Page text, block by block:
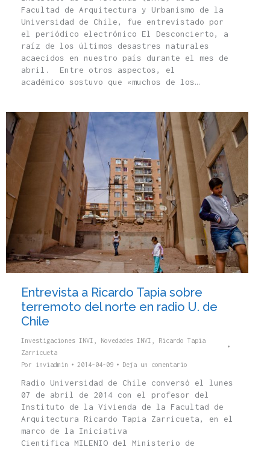
Facultad de Arquitectura y Urbanismo de la
Universidad de Chile, fue entrevistado por
el periódico electrónico El Desconcierto, a
raíz de los últimos desastres naturales
acaecidos en nuestro país durante el mes de
abril. Entre otros aspectos, el
académico sostuvo que «muchos de los…
Entrevista a Ricardo Tapia sobre
terremoto del norte en radio U. de
Chile
Investigaciones INVI Novedades INVI
Ricardo Tapia
Zarricueta
Por
inviadmin 2014-04-09 Deja un comentario
Radio Universidad de Chile conversó el lunes
07 de abril de 2014 con el profesor del
Instituto de la Vivienda de la Facultad de
Arquitectura Ricardo Tapia Zarricueta, en el
marco de la Iniciativa
Científica MILENIO del Ministerio de